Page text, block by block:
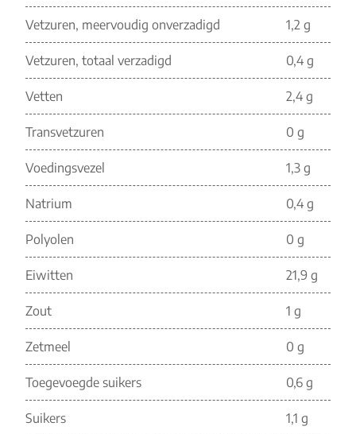
Vetzuren, meervoudig onverzadigd 1,2 g
Vetzuren, totaal verzadigd 0,4 g
Vetten 2,4 g
Transvetzuren 0 g
Voedingsvezel 1,3 g
Natrium 0,4 g
Polyolen 0 g
Eiwitten 21,9 g
Zout 1 g
Zetmeel 0 g
Toegevoegde suikers 0,6 g
Suikers 1,1 g